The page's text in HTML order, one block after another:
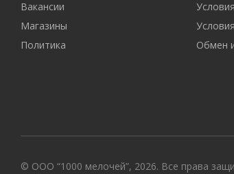
Вакансии
Магазины
Политика
Обмен
© ООО “1000 мелочей”, 2026. Все права